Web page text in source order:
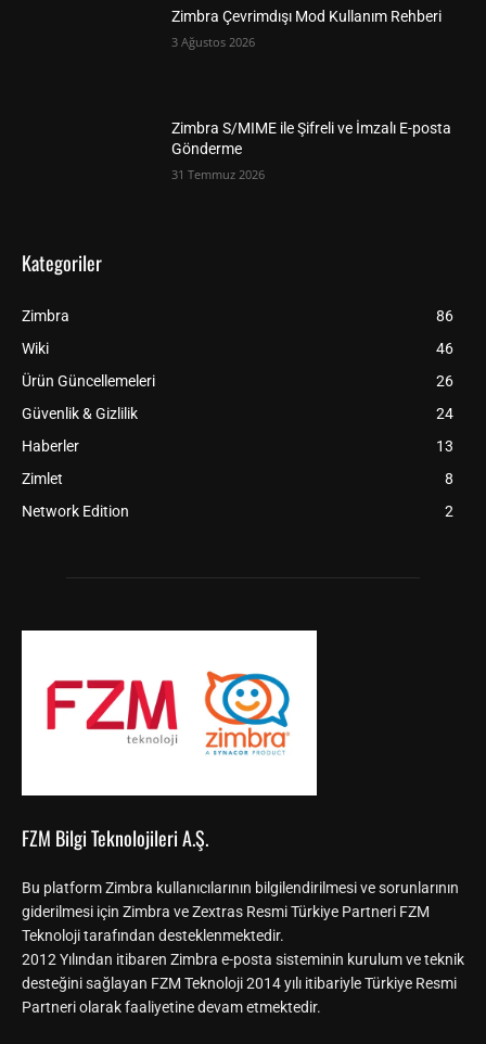
Zimbra Çevrimdışı Mod Kullanım Rehberi
3 Ağustos 2026
Zimbra S/MIME ile Şifreli ve İmzalı E-posta
Gönderme
31 Temmuz 2026
Kategoriler
Zimbra
86
Wiki
46
Ürün Güncellemeleri
26
Güvenlik & Gizlilik
24
Haberler
13
Zimlet
8
Network Edition
2
FZM Bilgi Teknolojileri A.Ş.
Bu platform Zimbra kullanıcılarının bilgilendirilmesi ve sorunlarının
giderilmesi için Zimbra ve Zextras Resmi Türkiye Partneri FZM
Teknoloji tarafından desteklenmektedir.
2012 Yılından itibaren Zimbra e-posta sisteminin kurulum ve teknik
desteğini sağlayan FZM Teknoloji 2014 yılı itibariyle Türkiye Resmi
Partneri olarak faaliyetine devam etmektedir.